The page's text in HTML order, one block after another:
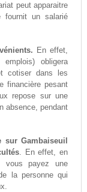
peut apparaitre
fournit un salarié
En effet,
obligera
cotiser dans les
financière pesant
repose sur une
absence, pendant
sur Gambaiseuil
. En effet, en
vous payez une
la personne qui